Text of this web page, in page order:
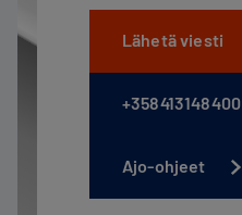
Lähetä viesti
+358413148400
Ajo-ohjeet